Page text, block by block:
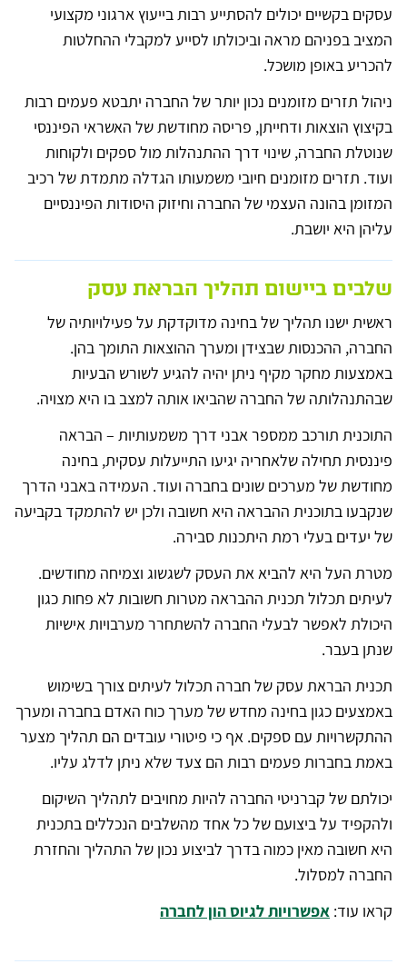
עסקים בקשיים יכולים להסתייע רבות בייעוץ ארגוני מקצועי
המציב בפניהם מראה וביכולתו לסייע למקבלי ההחלטות
להכריע באופן מושכל.
ניהול תזרים מזומנים נכון יותר של החברה יתבטא פעמים רבות
בקיצוץ הוצאות ודחייתן, פריסה מחודשת של האשראי הפיננסי
שנוטלת החברה, שינוי דרך ההתנהלות מול ספקים ולקוחות
ועוד. תזרים מזומנים חיובי משמעותו הגדלה מתמדת של רכיב
המזומן בהונה העצמי של החברה וחיזוק היסודות הפיננסיים
עליהן היא יושבת.
שלבים ביישום תהליך הבראת עסק
ראשית ישנו תהליך של בחינה מדוקדקת על פעילויותיה של
החברה, ההכנסות שבצידן ומערך ההוצאות התומך בהן.
באמצעות מחקר מקיף ניתן יהיה להגיע לשורש הבעיות
שבהתנהלותה של החברה שהביאו אותה למצב בו היא מצויה.
התוכנית תורכב ממספר אבני דרך משמעותיות – הבראה
פיננסית תחילה שלאחריה יגיעו התייעלות עסקית, בחינה
מחודשת של מערכים שונים בחברה ועוד. העמידה באבני הדרך
שנקבעו בתוכנית ההבראה היא חשובה ולכן יש להתמקד בקביעה
של יעדים בעלי רמת היתכנות סבירה.
מטרת העל היא להביא את העסק לשגשוג וצמיחה מחודשים.
לעיתים תכלול תכנית ההבראה מטרות חשובות לא פחות כגון
היכולת לאפשר לבעלי החברה להשתחרר מערבויות אישיות
שנתן בעבר.
תכנית הבראת עסק של חברה תכלול לעיתים צורך בשימוש
באמצעים כגון בחינה מחדש של מערך כוח האדם בחברה ומערך
ההתקשרויות עם ספקים. אף כי פיטורי עובדים הם תהליך מצער
באמת בחברות פעמים רבות הם צעד שלא ניתן לדלג עליו.
יכולתם של קברניטי החברה להיות מחויבים לתהליך השיקום
ולהקפיד על ביצועם של כל אחד מהשלבים הנכללים בתכנית
היא חשובה מאין כמוה בדרך לביצוע נכון של התהליך והחזרת
החברה למסלול.
קראו עוד: אפשרויות לגיוס הון לחברה